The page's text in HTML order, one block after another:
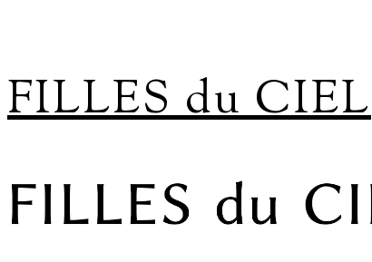
FILLES du CIEL